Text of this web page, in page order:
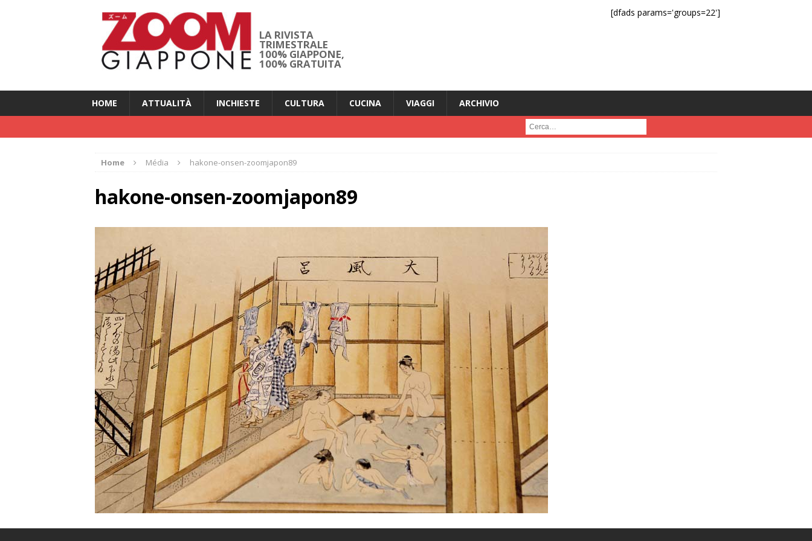
LA RIVISTA
TRIMESTRALE
100% GIAPPONE,
100% GRATUITA
[dfads params='groups=22']
HOME ATTUALITÀ INCHIESTE CULTURA CUCINA VIAGGI
ARCHIVIO
Cerca :
Home Média hakone-onsen-zoomjapon89
hakone-onsen-zoomjapon89